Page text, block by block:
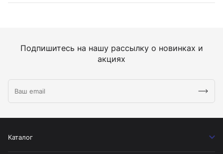
Подпишитесь на нашу рассылку о новинках и
акциях
Каталог